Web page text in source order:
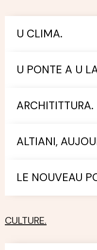
U CLIMA.
U PONTE A U
ARCHITITTURA.
ALTIANI,
LE NOUVEAU
CULTURE.